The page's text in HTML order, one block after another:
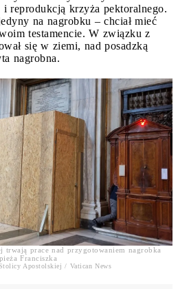
reprodukcją krzyża pektoralnego.
na nagrobku – chciał mieć
testamencie. W związku z
się w ziemi, nad posadzką
nagrobna.
trwają prace nad przygotowaniem nagrobka
Franciszka
Apostolskiej / Vatican News